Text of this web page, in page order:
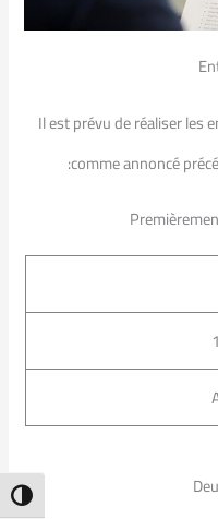
Il est prévu de réaliser les
comme annoncé